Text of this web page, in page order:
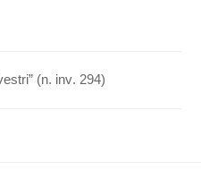
(n. inv. 294)